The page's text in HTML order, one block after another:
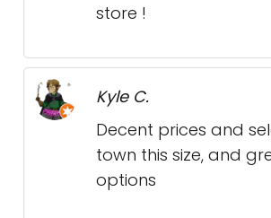
store !
Kyle C.
Decent prices and
town this size, and
options